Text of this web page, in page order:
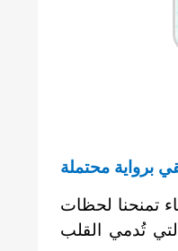
برواية محتملة
تمنحنا لحظات
تُدمي القلب